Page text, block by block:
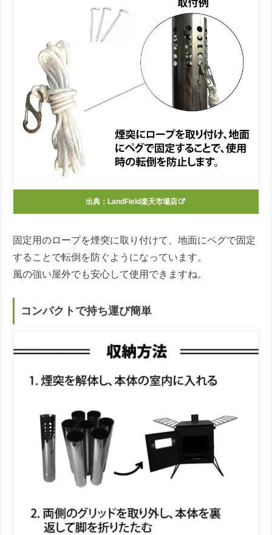
出典： LandField楽天市場店
固定用のロープを煙突に取り付けて、地面にペグで固定
することで転倒を防ぐようになっています。
風の強い屋外でも安心して使用できますね。
コンパクトで持ち運び簡単